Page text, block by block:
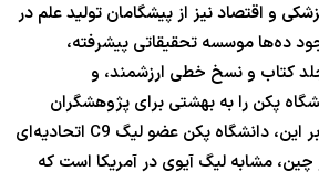
و اقتصاد نیز از پیشگامان تولید علم در
ده‌ها موسسه تحقیقاتی پیشرفته،
جلد کتاب و نسخ خطی ارزشمند، و
پکن را به بهشتی برای پژوهشگران
تبدیل کرده است. علاوه بر این، دانشگاه پکن عضو لیگ C9 اتحادیه‌ای
برتر چین، مشابه لیگ آیوی در آمریکا است که